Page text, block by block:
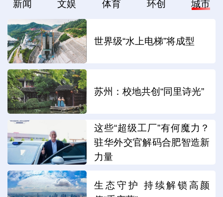
新闻 文娱 体育 环创 城市
世界级“水上电梯”将成型
苏州：校地共创“同里诗光”
这些“超级工厂”有何魔力？
驻华外交官解码合肥智造新
力量
生态守护 持续解锁高颜